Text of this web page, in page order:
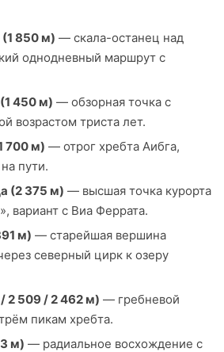
850 м) — скала-останец над
однодневный маршрут с
450 м) — обзорная точка с
возрастом триста лет.
700 м) — отрог хребта Аибга,
пути.
(2 375 м) — высшая точка курорта
вариант с Виа Феррата.
м) — старейшая вершина
северный цирк к озеру
2 509 / 2 462 м) — гребневой
пикам хребта.
м) — радиальное восхождение с